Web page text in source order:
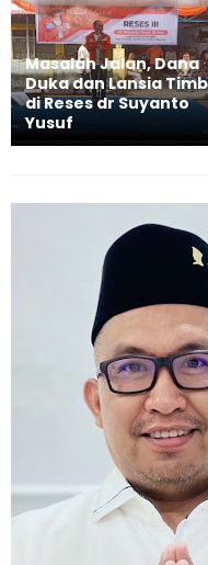
Masalah Jalan, Dana
Duka dan Lansia
di Reses dr Suyanto
Yusuf